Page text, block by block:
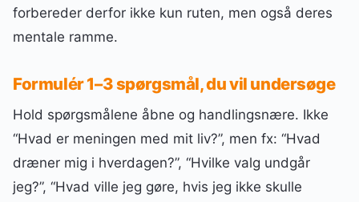
forbereder derfor ikke kun ruten, men også deres
mentale ramme.
Formulér 1–3 spørgsmål, du vil undersøge
Hold spørgsmålene åbne og handlingsnære. Ikke
“Hvad er meningen med mit liv?”, men fx: “Hvad
dræner mig i hverdagen?”, “Hvilke valg undgår
jeg?”, “Hvad ville jeg gøre, hvis jeg ikke skulle